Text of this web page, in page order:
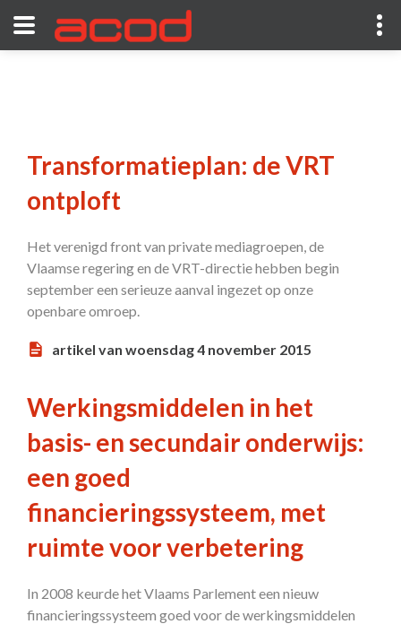
Transformatieplan: de VRT
ontploft
Het verenigd front van private mediagroepen, de
Vlaamse regering en de VRT-directie hebben begin
september een serieuze aanval ingezet op onze
openbare omroep.
artikel van woensdag 4 november 2015
Werkingsmiddelen in het
basis- en secundair onderwijs:
een goed
financieringssysteem, met
ruimte voor verbetering
In 2008 keurde het Vlaams Parlement een nieuw
financieringssysteem goed voor de werkingsmiddelen